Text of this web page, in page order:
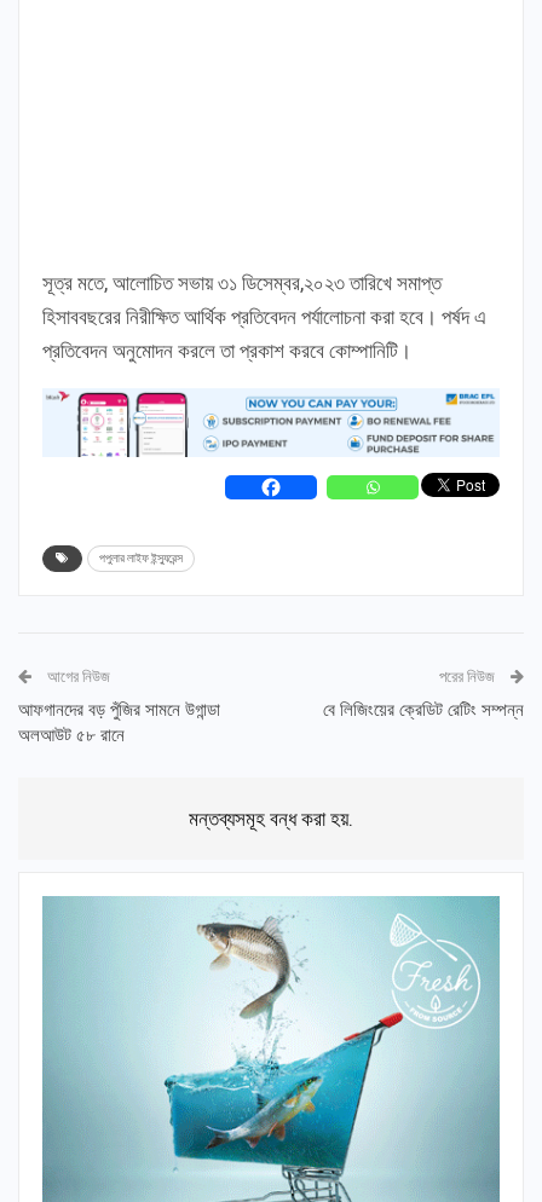
সূত্র মতে, আলোচিত সভায় ৩১ ডিসেম্বর,২০২৩ তারিখে সমাপ্ত
হিসাববছরের নিরীক্ষিত আর্থিক প্রতিবেদন পর্যালোচনা করা হবে। পর্ষদ এ
প্রতিবেদন অনুমোদন করলে তা প্রকাশ করবে কোম্পানিটি।
পপুলার লাইফ ইন্স্যুরেন্স
আগের নিউজ
আফগানদের বড় পুঁজির সামনে উগান্ডা
অলআউট ৫৮ রানে
পরের নিউজ
বে লিজিংয়ের ক্রেডিট রেটিং সম্পন্ন
মন্তব্যসমূহ বন্ধ করা হয়.